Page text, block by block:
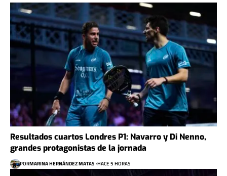
Resultados cuartos Londres P1: Navarro y Di Nenno,
grandes protagonistas de la jornada
PORMARINA HERNÁNDEZ MATAS HACE 5 HORAS